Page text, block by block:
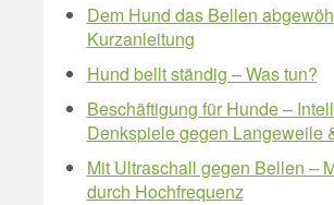
Dem Hund das Bellen
Kurzanleitung
Hund bellt ständig – Was tun?
Beschäftigung für Hunde –
Denkspiele gegen Langeweile
Mit Ultraschall gegen Bellen –
durch Hochfrequenz